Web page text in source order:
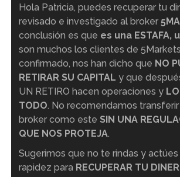
Hola Patricia, puedes recuperar tu
revisado e investigado al broker
conclusión es que es una ESTAFA,
son muchos los clientes de
confirmado, nos han dicho que NO
RETIRAR SU CAPITAL y que
UN RETIRO hacen operaciones y
TODO. No recomendamos
broker como este SIN UNA
QUE NOS PROTEJA.
Sugerimos que no te rindas y
rapidez para RECUPERAR TU